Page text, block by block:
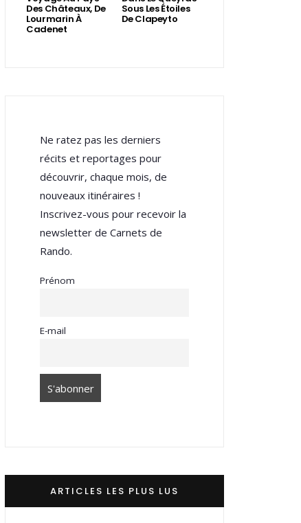
Des Châteaux, De
Lourmarin À
Cadenet
Sous Les Étoiles
De Clapeyto
Ne ratez pas les derniers
récits et reportages pour
découvrir, chaque mois, de
nouveaux itinéraires !
Inscrivez-vous pour recevoir la
newsletter de Carnets de
Rando.
Prénom
E-mail
ARTICLES LES PLUS LUS